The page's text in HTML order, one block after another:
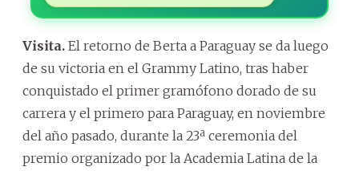
Visita. El retorno de Berta a Paraguay se da luego
de su victoria en el Grammy Latino, tras haber
conquistado el primer gramófono dorado de su
carrera y el primero para Paraguay, en noviembre
del año pasado, durante la 23ª ceremonia del
premio organizado por la Academia Latina de la